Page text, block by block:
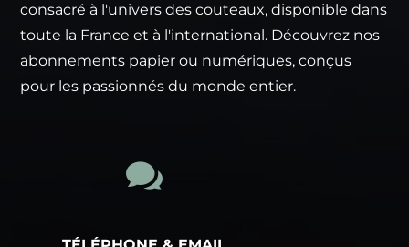
consacré à l'univers des couteaux, disponible dans
toute la France et à l'international. Découvrez nos
abonnements papier ou numériques, conçus
pour les passionnés du monde entier.
